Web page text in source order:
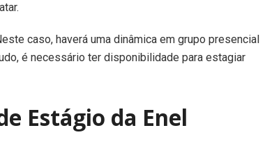
caso, haverá uma dinâmica em grupo presencial
é necessário ter disponibilidade para estagiar
Estágio da Enel